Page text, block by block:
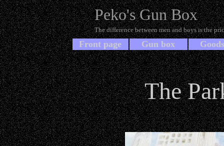
Peko's Gun Box
The difference between men and boys is the
Front page Gun box Goods
The Park